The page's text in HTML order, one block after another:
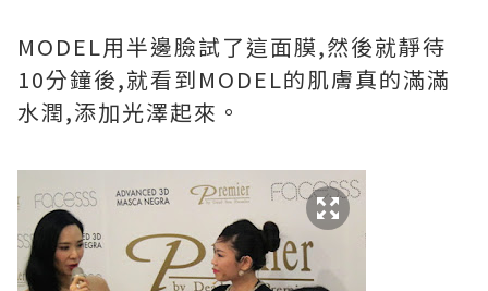
MODEL用半邊臉試了這面膜,然後就靜待
10分鐘後,就看到MODEL的肌膚真的滿滿
水潤,添加光澤起來。